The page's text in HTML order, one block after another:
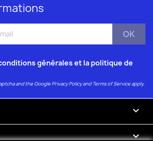
générales et la politique de
and the GooglePrivacy PolicyandTerms of Serviceapply.

